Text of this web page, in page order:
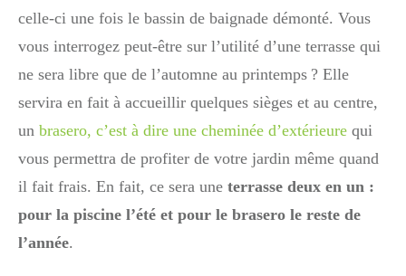
celle-ci une fois le bassin de baignade démonté. Vous
vous interrogez peut-être sur l’utilité d’une terrasse qui
ne sera libre que de l’automne au printemps ? Elle
servira en fait à accueillir quelques sièges et au centre,
un brasero, c’est à dire une cheminée d’extérieure qui
vous permettra de profiter de votre jardin même quand
il fait frais. En fait, ce sera une terrasse deux en un :
pour la piscine l’été et pour le brasero le reste de
l’année.